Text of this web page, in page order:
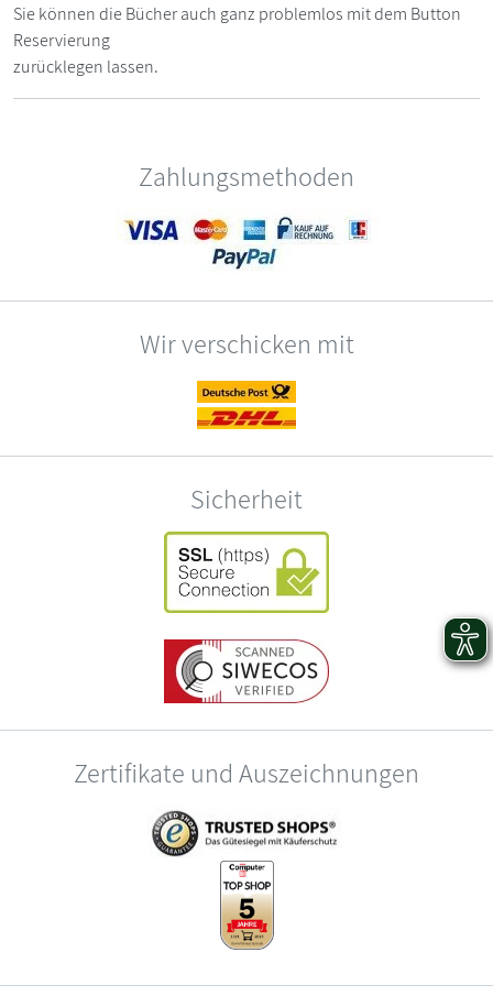
Sie können die Bücher auch ganz problemlos mit dem Button
Reservierung
zurücklegen lassen.
Zahlungsmethoden
Wir verschicken mit
Sicherheit
Zertifikate und Auszeichnungen